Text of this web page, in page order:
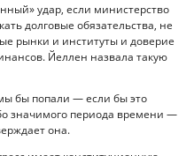
удар, если министерство
долговые обязательства, не
рынки и институты и доверие
Йеллен назвала такую
бы попали — если бы это
значимого периода времени —
она.